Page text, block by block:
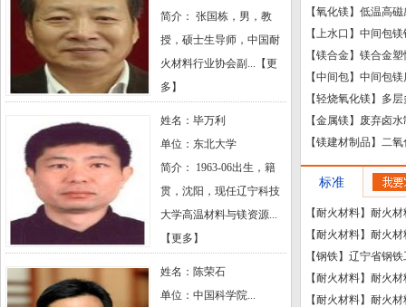
简介： 张国栋，男，教
授，硕士生导师，中国耐
火材料行业协会副...【更
多 】
姓名： 毕万利
单位：东北大学
简介： 1963-06出生，籍
贯，沈阳，现任辽宁科技
大学高温材料与镁资源...
【更多 】
姓名： 陈荣石
单位：中国科学院...
【氧化镁】低温高
【上水口】中间包
【镁合金】镁合金
【中间包】中间包
【轻烧氧化镁】多
【金属镁】废弃卤
【镁建材制品】二
标准
【耐火材料】耐火
【耐火材料】耐火
【钢铁】辽宁省钢
【耐火材料】耐火
【耐火材料】耐火